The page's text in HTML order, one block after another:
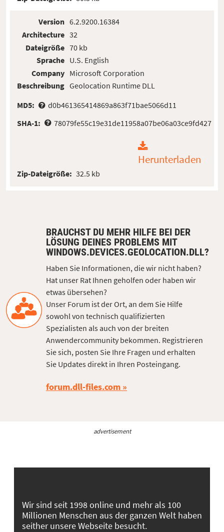
Version
Architecture
Dateigröße
Sprache
Company
Beschreibung
6.2.9200.16384
32
70 kb
U.S. English
Microsoft Corporation
Geolocation Runtime DLL
MD5:
d0b461365414869a863f71bae5066d11
SHA-1:
78079fe55c19e31de11958a07be06a03ce9fd427
Herunterladen
Zip-Dateigröße: 32.5 kb
BRAUCHST DU MEHR HILFE BEI DER
LÖSUNG DEINES PROBLEMS MIT
WINDOWS.DEVICES.GEOLOCATION.DLL?
Haben Sie Informationen, die wir nicht haben?
Hat unser Rat Ihnen geholfen oder haben wir
etwas übersehen?
Unser Forum ist der Ort, an dem Sie Hilfe
sowohl von technisch qualifizierten
Spezialisten als auch von der breiten
Anwendercommunity bekommen. Registrieren
Sie sich, posten Sie Ihre Fragen und erhalten
Sie Updates direkt in Ihren Posteingang.
forum.dll-files.com
advertisement
Wir sind seit 1998 online und mehr als 100
Millionen Menschen aus der ganzen Welt haben
seither unsere Webseite besucht.